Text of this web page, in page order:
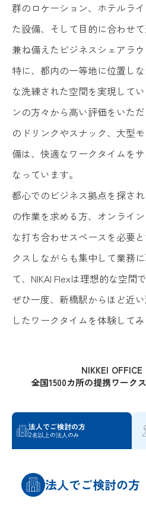
群のロケーション、ホテルラ
た設備、そして目的に合わせ
兼ね備えたビジネスシェアラウ
特に、都内の一等地に位置し
な洗練された空間を実現して
ンの方々から高い評価をいた
のドリンクやスナック、大型
備は、快適なワークタイムを
なっています。
都心でのビジネス拠点を探さ
の作業を求める方、オンライ
な打ち合わせスペースを必要
クスしながらも集中して業務
て、NIKAI Flexは理想的な空間で
ぜひ一度、新橋駅からほど近
したワークタイムを体験して
NIKKEI OFFICE
全国1500カ所の提携ワーク
法人でご検討の方
2名以上の法人のみ
法人でご検討の方